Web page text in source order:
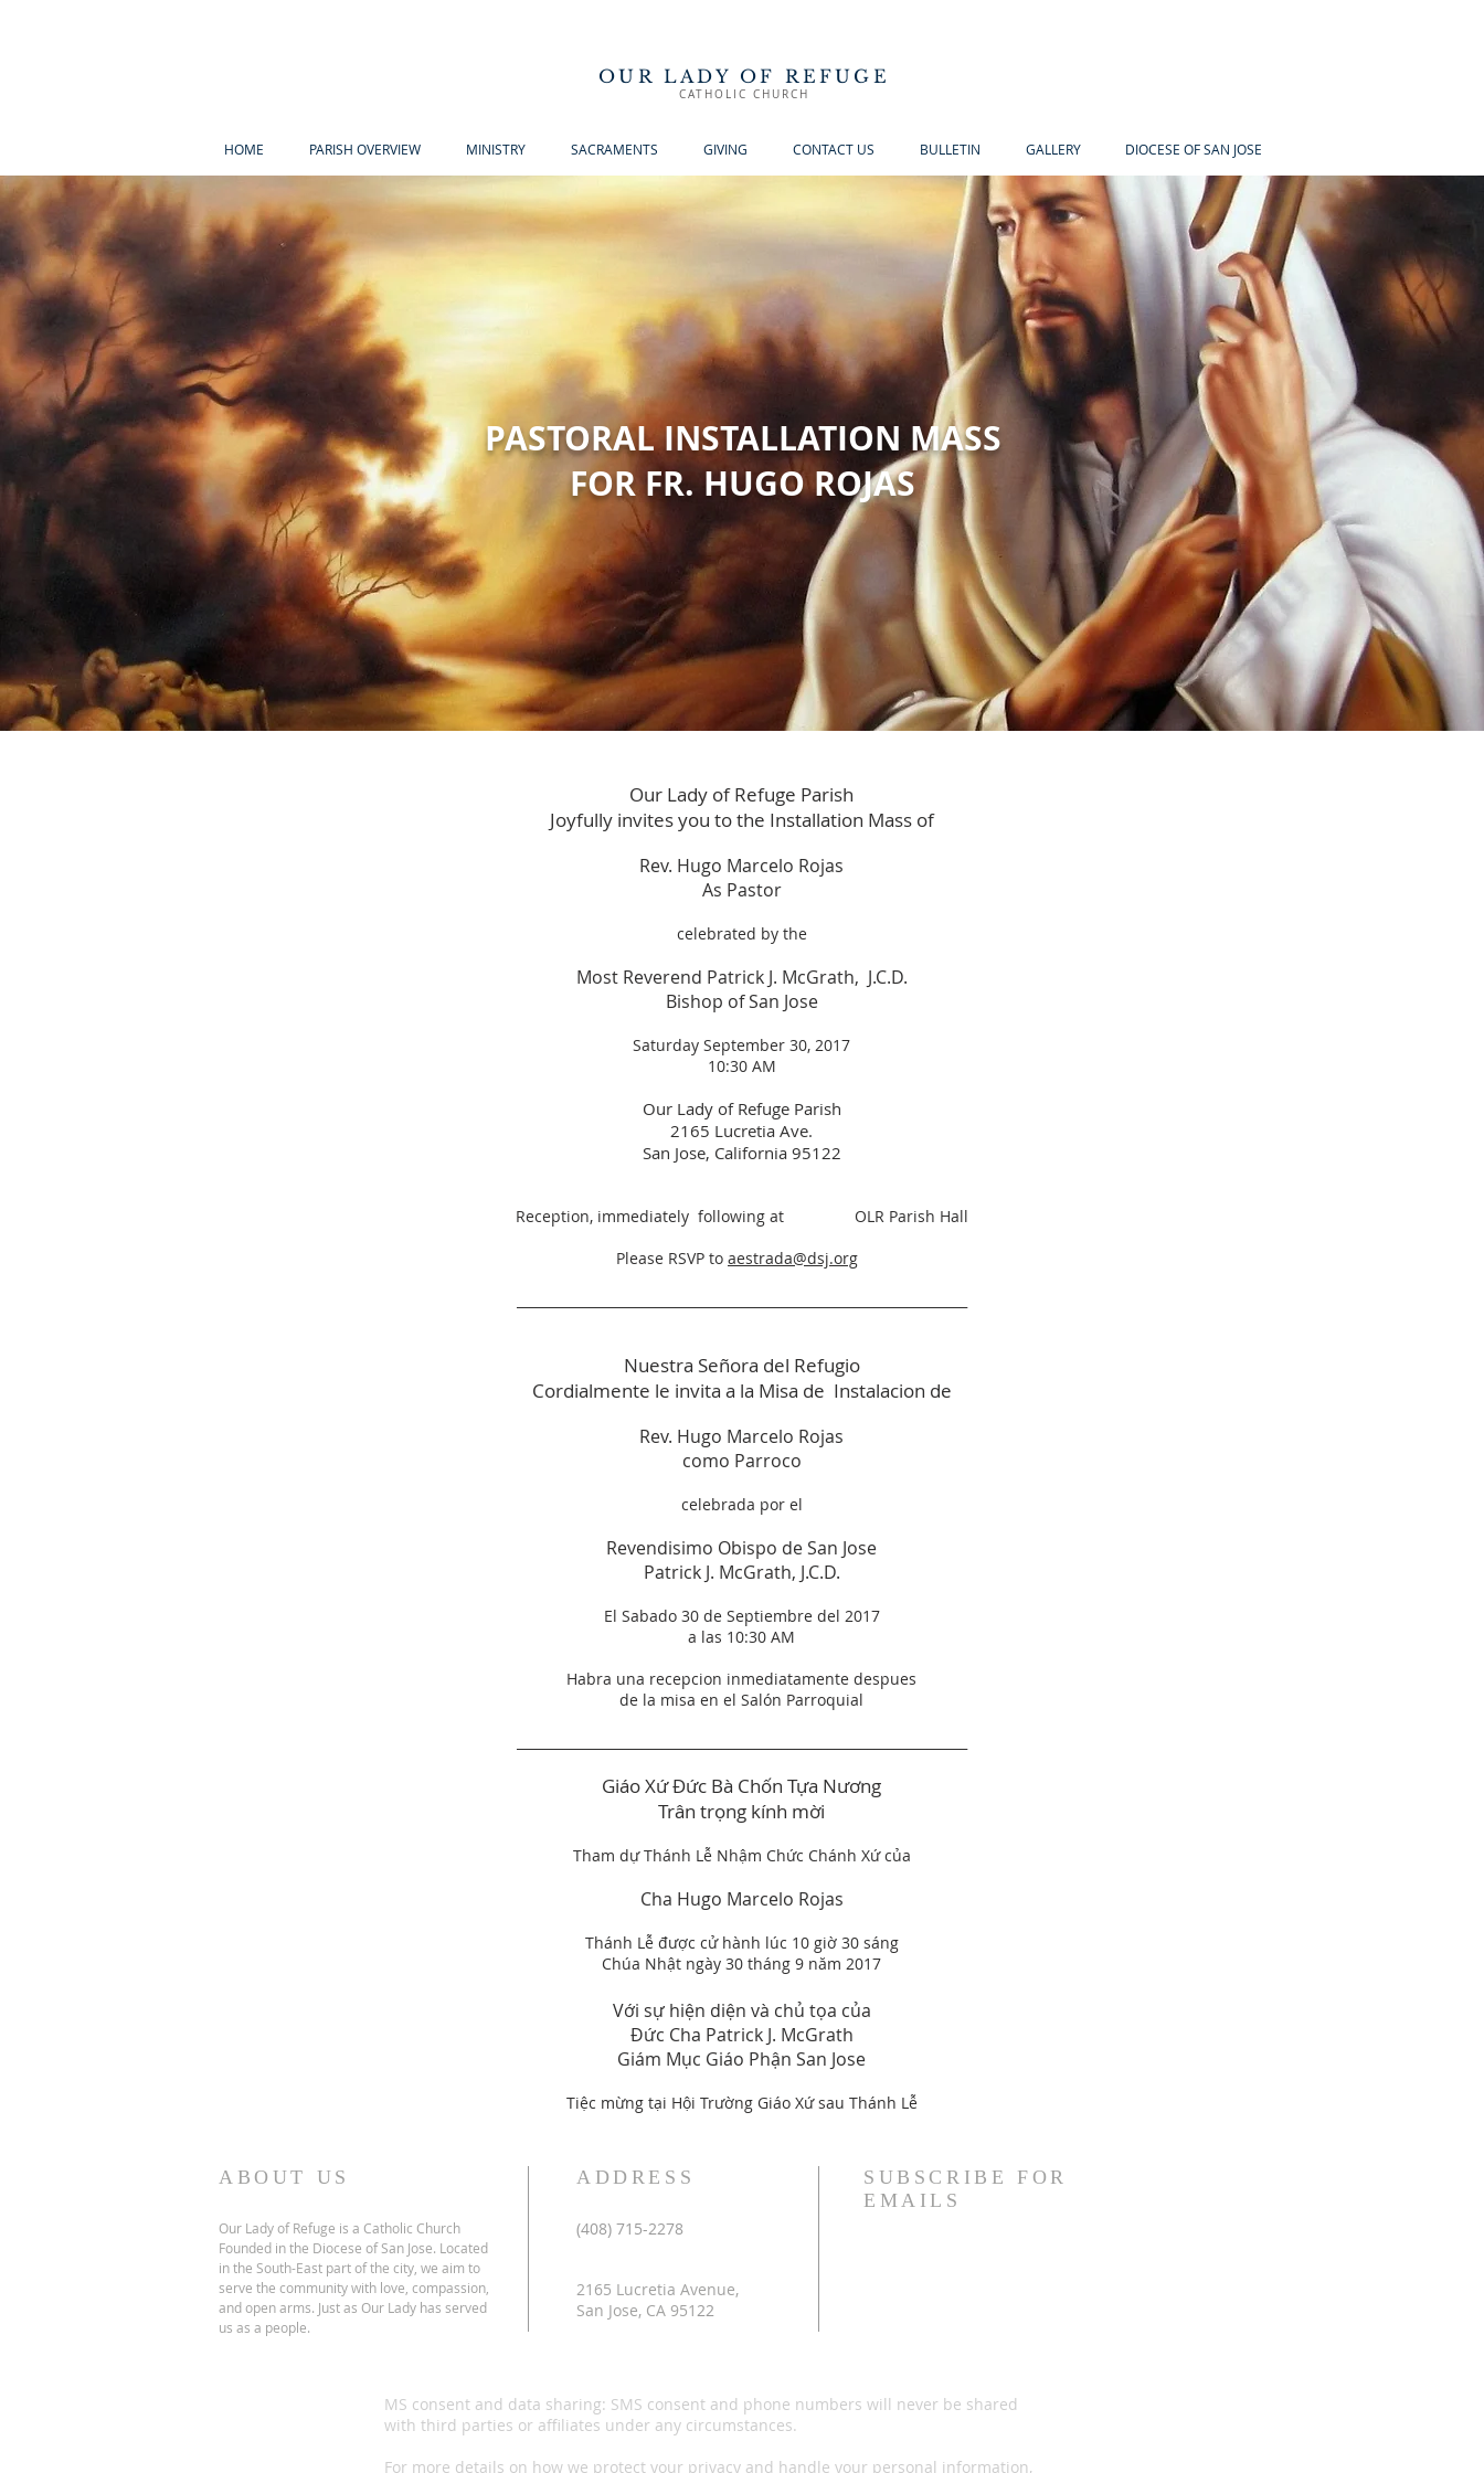
OUR LADY OF REFUGE
CATHOLIC CHURCH
HOME PARISH OVERVIEW MINISTRY SACRAMENTS GIVING CONTACT US BULLETIN GALLERY DIOCESE OF SAN JOSE
PASTORAL INSTALLATION MASS
FOR FR. HUGO ROJAS
Our Lady of Refuge Parish
Joyfully invites you tothe Installation Mass of
Rev. Hugo Marcelo Rojas
As Pastor
celebrated by the
Most Reverend Patrick J. McGrath, J.C.D.
Bishop of San Jose
Saturday September 30, 2017
10:30 AM
Our Lady of Refuge Parish
2165 Lucretia Ave.
San Jose, California 95122
Reception, immediately following at OLR Parish Hall
Please RSVP to aestrada@dsj.org
Nuestra Señora del Refugio
Cordialmente le invita a la Misa de Instalacion de
Rev. Hugo Marcelo Rojas
como Parroco
celebrada por el
Revendisimo Obispo de San Jose
Patrick J. McGrath, J.C.D.
El Sabado 30 de Septiembre del 2017
a las 10:30 AM
Habra una recepcion inmediatamente despues
de la misa en el Salón Parroquial
Giáo Xứ Đức Bà Chốn Tựa Nương
Trân trọng kính mời
Tham dự Thánh Lễ Nhậm Chức Chánh Xứ của
Cha Hugo Marcelo Rojas
Thánh Lễ được cử hành lúc 10 giờ 30 sáng
Chúa Nhật ngày 30 tháng 9 năm 2017
Với sự hiện diện và chủ tọa của
Đức Cha Patrick J. McGrath
Giám Mục Giáo Phận San Jose
Tiệc mừng tại Hội Trường Giáo Xứ sau Thánh Lễ
ABOUT US
Our Lady of Refuge is a Catholic Church
Founded in the Diocese of San Jose. Located
in the South-East part of the city, we aim to
serve the community with love, compassion,
and open arms. Just as Our Lady has served
us as a people.
ADDRESS
(408) 715-2278
2165 Lucretia Avenue,
San Jose, CA 95122
SUBSCRIBE FOR
EMAILS
MS consent and data sharing: SMS consent and phone numbers will never be shared
with third parties or affiliates under any circumstances.
For more details on how we protect your privacy and handle your personal information,